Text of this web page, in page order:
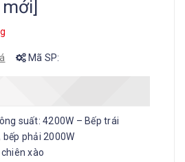
Mã SP:
suất: 4200W – Bếp trái
bếp phải 2000W
xào